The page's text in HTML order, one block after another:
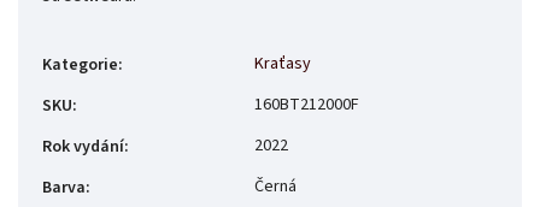
Kategorie:
Kraťasy
SKU:
160BT212000F
Rok vydání:
2022
Barva:
Černá